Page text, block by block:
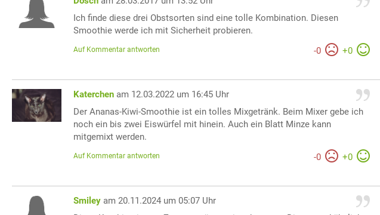
Ich finde diese drei Obstsorten sind eine tolle Kombination. Diesen
Smoothie werde ich mit Sicherheit probieren.
-0 +0
Auf Kommentar antworten
Katerchen am 12.03.2022 um 16:45 Uhr
Der Ananas-Kiwi-Smoothie ist ein tolles Mixgetränk. Beim Mixer gebe ich
noch ein bis zwei Eiswürfel mit hinein. Auch ein Blatt Minze kann
mitgemixt werden.
-0 +0
Auf Kommentar antworten
Smiley am 20.11.2024 um 05:07 Uhr